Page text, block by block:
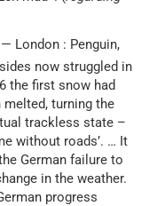
— London : Penguin,
now struggled in
the first snow had
turning the
trackless state –
without roads’. … It
German failure to
in the weather.
progress